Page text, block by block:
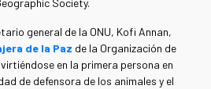
Society.
general de la ONU, Kofi Annan,
de la Paz de la Organización de
en la primera persona en
de defensora de los animales y el